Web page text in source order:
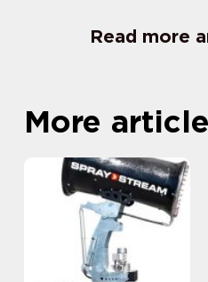
Read more
More